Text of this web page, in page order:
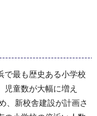
最も歴史ある小学校
童数が大幅に増え
、新校舎建設が計画さ